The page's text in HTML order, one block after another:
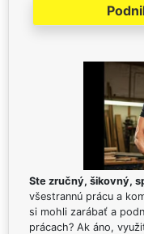
Ste zručný, šikovný,
všestrannú prácu a
si mohli zarábať a
prácach? Ak áno,